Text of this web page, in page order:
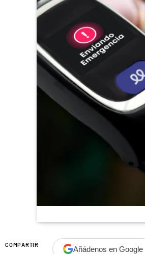
COMPARTIR Añádenos en Google